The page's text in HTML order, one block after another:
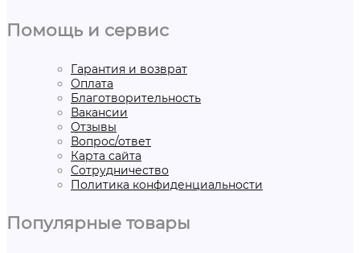
Помощь и сервис
Гарантия и возврат
Оплата
Благотворительность
Вакансии
Отзывы
Вопрос/ответ
Карта сайта
Сотрудничество
Политика конфиденциальности
Популярные товары